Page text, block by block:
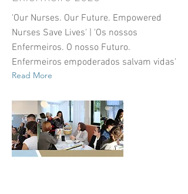
'Our Nurses. Our Future. Empowered
Nurses Save Lives' | 'Os nossos
Enfermeiros. O nosso Futuro.
Enfermeiros empoderados salvam vidas'
Read More